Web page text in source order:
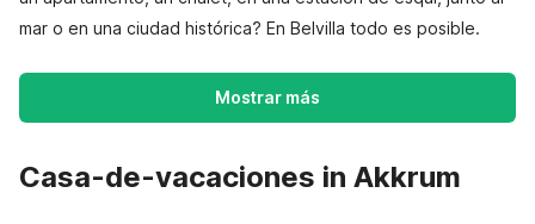
mar o en una ciudad histórica? En Belvilla todo es posible.
Mostrar más
Casa-de-vacaciones in Akkrum